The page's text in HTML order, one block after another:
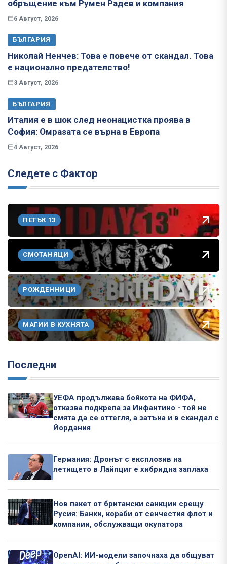
обръщение към Румен Радев и компания
6 Август, 2026
БЪЛГАРИЯ
Николай Ненчев: Това е повече от скандал. Това
е национално предателство!
3 Август, 2026
БЪЛГАРИЯ
Италия е в шок след неонацистка проява в
София: Омразата се върна в Европа
4 Август, 2026
Следете с Фактор
ПЕТЪК 13
СМОТАНЯЦИ
РОЖДЕННИЦИ
МАГИИ В КУХНЯТА
Последни
УЕФА продължава бойкота на ФИФА,
отказва подкрепа за Инфантино - той не
смята да се оттегля, а затъна и в скандал с
Йордания
Германия: Дронът с експлозив на
летището в Лайпциг е хибридна заплаха
Нов пакет от британски санкции срещу
Русия: Банки, кораби от сенчестия флот и
компании, обслужващи окупатора
OpenAI: ИИ-модели започнаха да общуват